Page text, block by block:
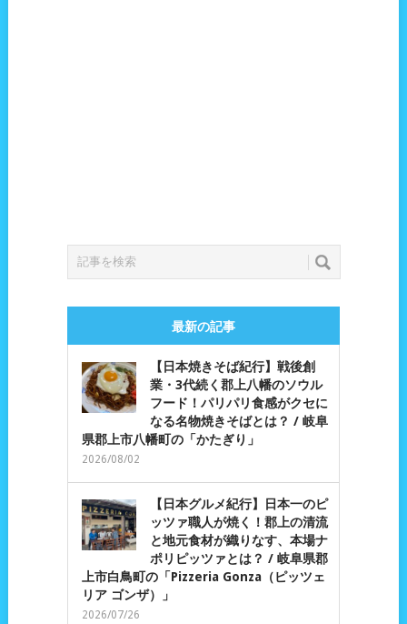
最新の記事
【日本焼きそば紀行】戦後創
業・3代続く郡上八幡のソウル
フード！パリパリ食感がクセに
なる名物焼きそばとは？ / 岐阜
県郡上市八幡町の「かたぎり」
2026/08/02
【日本グルメ紀行】日本一のピ
ッツァ職人が焼く！郡上の清流
と地元食材が織りなす、本場ナ
ポリピッツァとは？ / 岐阜県郡
上市白鳥町の「Pizzeria Gonza（ピッツェ
リア ゴンザ）」
2026/07/26